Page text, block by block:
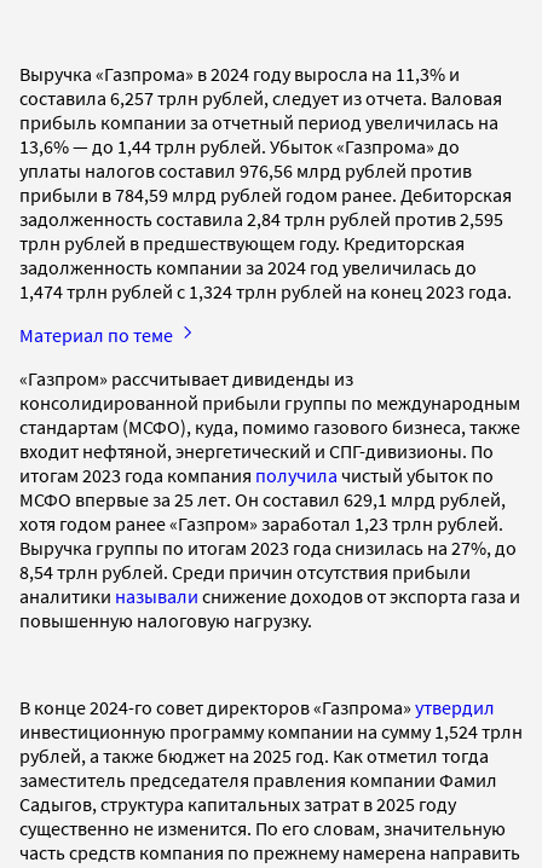
Выручка «Газпрома» в 2024 году выросла на 11,3% и
составила 6,257 трлн рублей, следует из отчета. Валовая
прибыль компании за отчетный период увеличилась на
13,6% — до 1,44 трлн рублей. Убыток «Газпрома» до
уплаты налогов составил 976,56 млрд рублей против
прибыли в 784,59 млрд рублей годом ранее. Дебиторская
задолженность составила 2,84 трлн рублей против 2,595
трлн рублей в предшествующем году. Кредиторская
задолженность компании за 2024 год увеличилась до
1,474 трлн рублей с 1,324 трлн рублей на конец 2023 года.
Материал по теме
«Газпром» рассчитывает дивиденды из
консолидированной прибыли группы по международным
стандартам (МСФО), куда, помимо газового бизнеса, также
входит нефтяной, энергетический и СПГ-дивизионы. По
итогам 2023 года компания получила чистый убыток по
МСФО впервые за 25 лет. Он составил 629,1 млрд рублей,
хотя годом ранее «Газпром» заработал 1,23 трлн рублей.
Выручка группы по итогам 2023 года снизилась на 27%, до
8,54 трлн рублей. Среди причин отсутствия прибыли
аналитики называли снижение доходов от экспорта газа и
повышенную налоговую нагрузку.
В конце 2024-го совет директоров «Газпрома» утвердил
инвестиционную программу компании на сумму 1,524 трлн
рублей, а также бюджет на 2025 год. Как отметил тогда
заместитель председателя правления компании Фамил
Садыгов, структура капитальных затрат в 2025 году
существенно не изменится. По его словам, значительную
часть средств компания по прежнему намерена направить